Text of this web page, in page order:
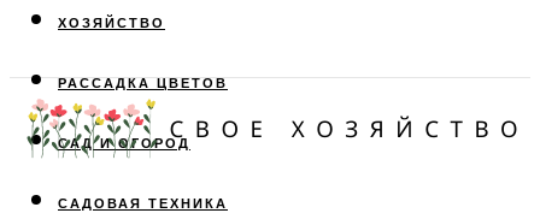
ХОЗЯЙСТВО
РАССАДКА ЦВЕТОВ
САД И ОГОРОД
САДОВАЯ ТЕХНИКА